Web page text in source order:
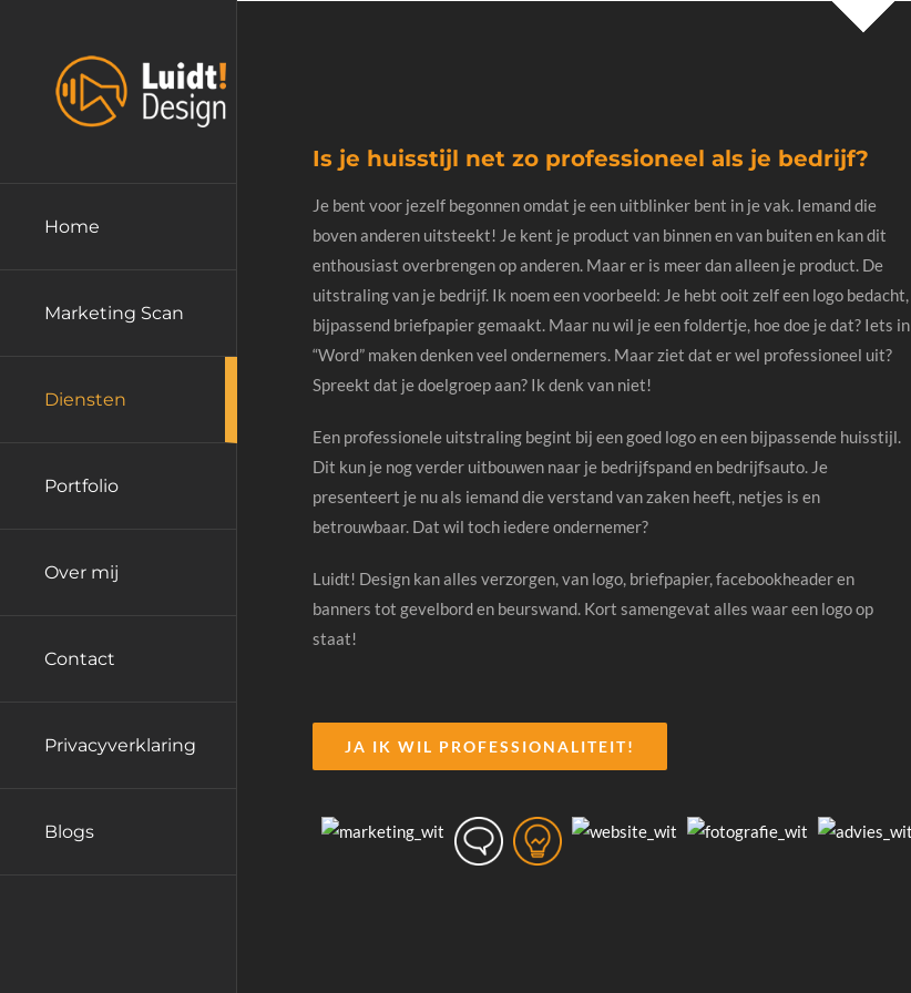
Home
Marketing Scan
Diensten
Portfolio
Over mij
Contact
Privacyverklaring
Blogs
Is je huisstijl net zo professioneel als je bedrijf?
Je bent voor jezelf begonnen omdat je een uitblinker bent in je vak. Iemand die
boven anderen uitsteekt! Je kent je product van binnen en van buiten en kan dit
enthousiast overbrengen op anderen. Maar er is meer dan alleen je product. De
uitstraling van je bedrijf. Ik noem een voorbeeld: Je hebt ooit zelf een logo bedacht,
bijpassend briefpapier gemaakt. Maar nu wil je een foldertje, hoe doe je dat? Iets in
“Word” maken denken veel ondernemers. Maar ziet dat er wel professioneel uit?
Spreekt dat je doelgroep aan? Ik denk van niet!
Een professionele uitstraling begint bij een goed logo en een bijpassende huisstijl.
Dit kun je nog verder uitbouwen naar je bedrijfspand en bedrijfsauto. Je
presenteert je nu als iemand die verstand van zaken heeft, netjes is en
betrouwbaar. Dat wil toch iedere ondernemer?
Luidt! Design kan alles verzorgen, van logo, briefpapier, facebookheader en
banners tot gevelbord en beurswand. Kort samengevat alles waar een logo op
staat!
JA IK WIL PROFESSIONALITEIT!